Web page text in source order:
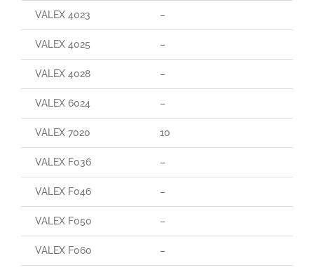
VALEX 4023 –
VALEX 4025 –
VALEX 4028 –
VALEX 6024 –
VALEX 7020 10
VALEX F036 –
VALEX F046 –
VALEX F050 –
VALEX F060 –